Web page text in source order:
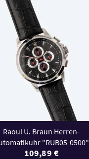
Raoul U. Braun Herren-
"RUB05-0500"
109,89 €